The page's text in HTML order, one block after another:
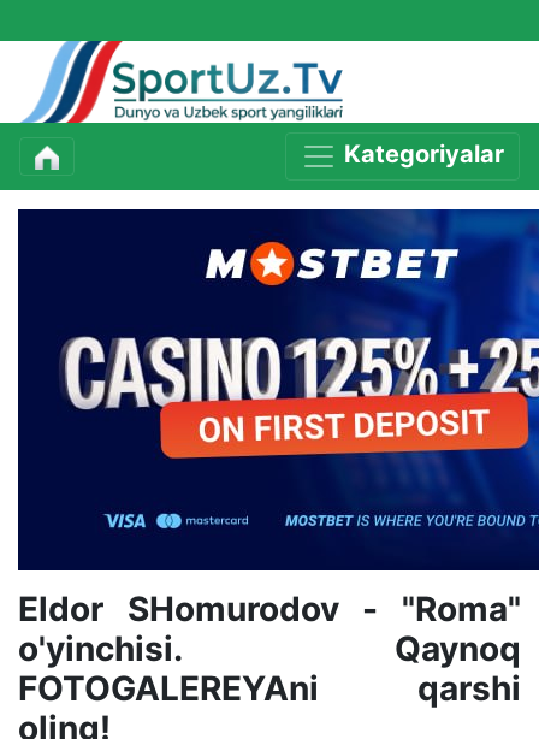
Kategoriyalar
Eldor SHomurodov - "Roma"
o'yinchisi. Qaynoq
FOTOGALEREYAni qarshi
oling!